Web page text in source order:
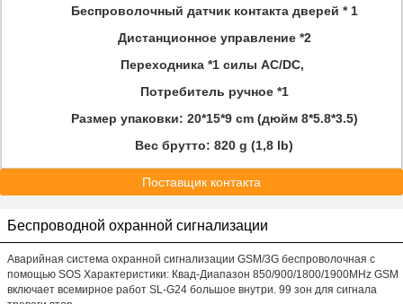
Беспроволочный датчик контакта дверей * 1
Дистанционное управление *2
Переходника *1 силы AC/DC,
Потребитель ручное *1
Размер упаковки: 20*15*9 cm (дюйм 8*5.8*3.5)
Вес брутто: 820 g (1,8 lb)
Поставщик контакта
Беспроводной охранной сигнализации
Аварийная система охранной сигнализации GSM/3G беспроволочная с
помощью SOS Характеристики: Квад-Диапазон 850/900/1800/1900MHz GSM
включает всемирное работ SL-G24 большое внутри. 99 зон для сигнала